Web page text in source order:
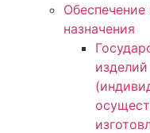
назначения